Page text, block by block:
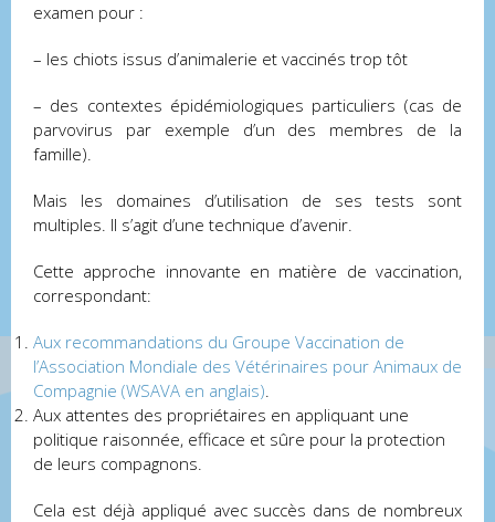
examen pour :
– les chiots issus d’animalerie et vaccinés trop tôt
– des contextes épidémiologiques particuliers (cas de
parvovirus par exemple d’un des membres de la
famille).
Mais les domaines d’utilisation de ses tests sont
multiples. Il s’agit d’une technique d’avenir.
Cette approche innovante en matière de vaccination,
correspondant:
Aux recommandations du Groupe Vaccination de
l’Association Mondiale des Vétérinaires pour Animaux de
Compagnie (WSAVA en anglais).
Aux attentes des propriétaires en appliquant une
politique raisonnée, efficace et sûre pour la protection
de leurs compagnons.
Cela est déjà appliqué avec succès dans de nombreux